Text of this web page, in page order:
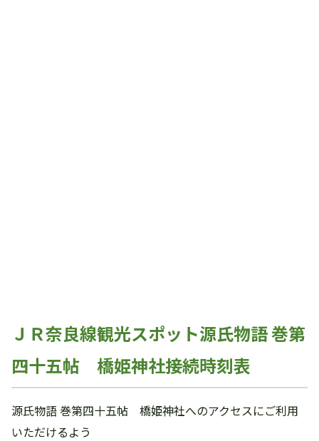
ＪＲ奈良線観光スポット源氏物語 巻第
四十五帖 橋姫神社接続時刻表
源氏物語 巻第四十五帖 橋姫神社へのアクセスにご利用
いただけるよう